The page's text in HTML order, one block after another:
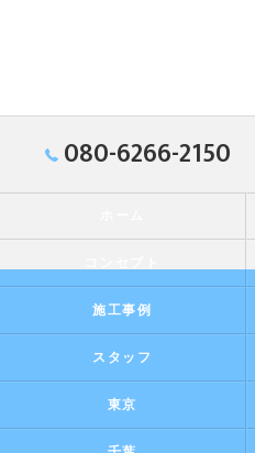
080-6266-2150
施工事例
スタッフ
東京